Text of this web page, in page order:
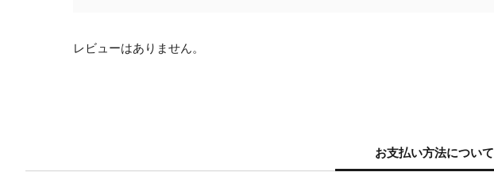
レビューはありません。
お支払い方法について